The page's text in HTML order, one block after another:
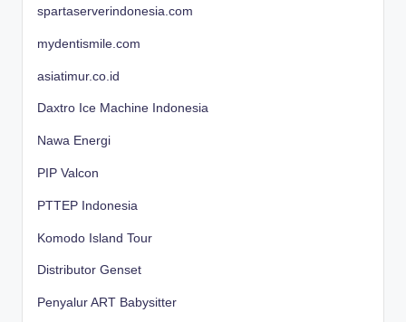
spartaserverindonesia.com
mydentismile.com
asiatimur.co.id
Daxtro Ice Machine Indonesia
Nawa Energi
PIP Valcon
PTTEP Indonesia
Komodo Island Tour
Distributor Genset
Penyalur ART Babysitter